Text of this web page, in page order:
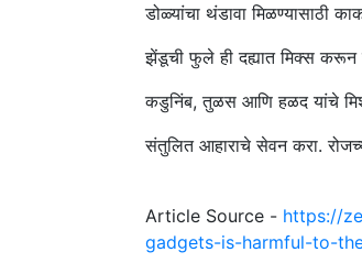
डोळ्यांचा थंडावा मिळण्यासाठी
झेंडूची फुले ही दह्यात मिक्स करून
कडुनिंब, तुळस आणि हळद यांचे
संतुलित आहाराचे सेवन करा.
Article Source - https://
gadgets-is-harmful-to-